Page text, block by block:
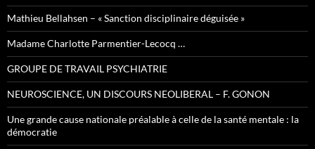
Mathieu Bellahsen – « Sanction disciplinaire déguisée »
Madame Charlotte Parmentier-Lecocq …
GROUPE DE TRAVAIL PSYCHIATRIE
NEUROSCIENCE, UN DISCOURS NEOLIBERAL – F. GONON
Une grande cause nationale préalable à celle de la santé mentale : la
démocratie